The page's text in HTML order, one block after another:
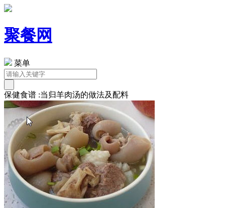
聚餐网
菜单
保健食谱 :当归羊肉汤的做法及配料